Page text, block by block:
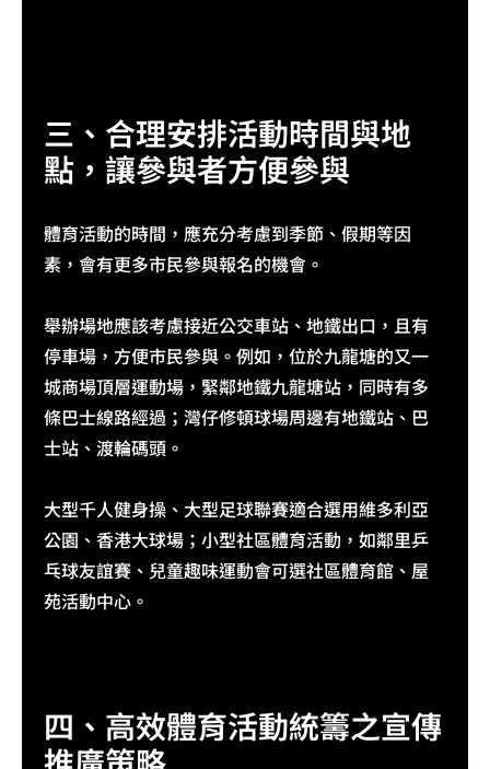
三、合理安排活動時間與地
點，讓參與者方便參與​
體育活動的時間，應充分考慮到季節、假期等因
素，會有更多市民參與報名的機會。
舉辦場地應該考慮接近公交車站、地鐵出口，且有
停車場，方便市民參與。例如，位於九龍塘的又一
城商場頂層運動場，緊鄰地鐵九龍塘站，同時有多
條巴士線路經過；灣仔修頓球場周邊有地鐵站、巴
士站、渡輪碼頭。
大型千人健身操、大型足球聯賽適合選用維多利亞
公園、香港大球場；小型社區體育活動，如鄰里乒
乓球友誼賽、兒童趣味運動會可選社區體育館、屋
苑活動中心。
四、高效體育活動統籌之宣傳